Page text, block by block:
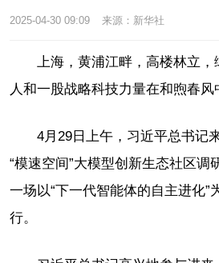
2025-04-30 09:09 来源：新华社
上海，黄浦江畔，高楼林立
人和一股战略科技力量在和煦春风
4月29日上午，习近平总书记
“模速空间”大模型创新生态社区调
一场以“下一代智能体的自主进化”
行。